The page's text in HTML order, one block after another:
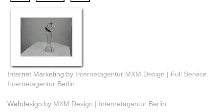
Internet Marketing by Internetagentur MXM Design | Full Service
Internetagentur Berlin
Webdesign by MXM Design | Internetagentur Berlin